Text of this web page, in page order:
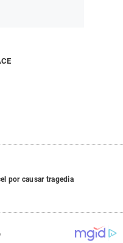
por causar tragedia